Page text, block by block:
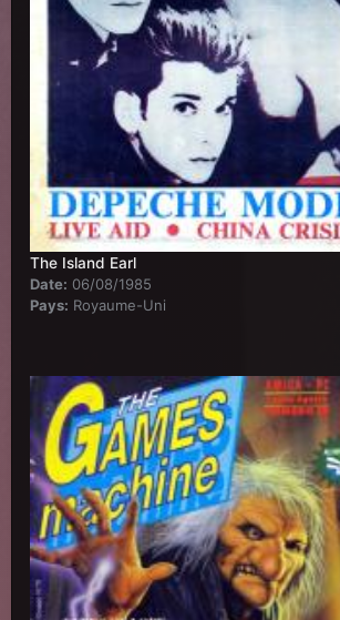
The Island Earl
Date: 06/08/1985
Pays: Royaume-Uni